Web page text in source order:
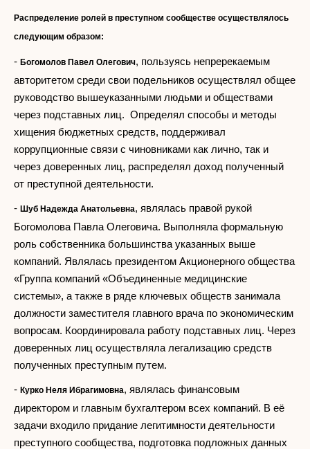
Распределение ролей в преступном сообществе осуществлялось
следующим образом:
- Богомолов Павел Олегович, пользуясь непререкаемым
авторитетом среди свои подельников осуществлял общее
руководство вышеуказанными людьми и обществами
через подставных лиц. Определял способы и методы
хищения бюджетных средств, поддерживал
коррупционные связи с чиновниками как лично, так и
через доверенных лиц, распределял доход полученный
от преступной деятельности.
- Шуб Надежда Анатольевна, являлась правой рукой
Богомолова Павла Олеговича. Выполняла формальную
роль собственника большинства указанных выше
компаний. Являлась президентом Акционерного общества
«Группа компаний «Объединенные медицинские
системы», а также в ряде ключевых обществ занимала
должности заместителя главного врача по экономическим
вопросам. Координировала работу подставных лиц. Через
доверенных лиц осуществляла легализацию средств
полученных преступным путем.
- Курко Неля Ибрагимовна, являлась финансовым
директором и главным бухгалтером всех компаний. В её
задачи входило придание легитимности деятельности
преступного сообщества, подготовка подложных данных